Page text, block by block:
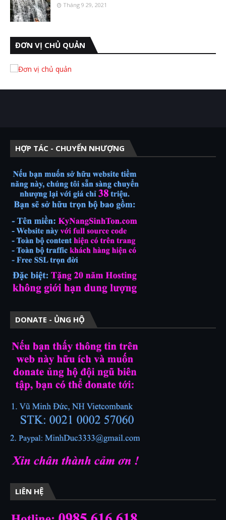
Tháng 9 29, 2021
ĐƠN VỊ CHỦ QUẢN
HỢP TÁC - CHUYỂN NHƯỢNG
DONATE - ỦNG HỘ
LIÊN HỆ